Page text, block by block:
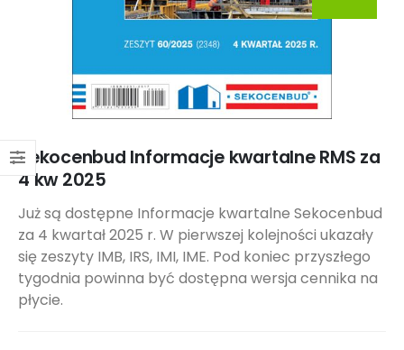
Sekocenbud Informacje kwartalne RMS za
4 kw 2025
Już są dostępne Informacje kwartalne Sekocenbud
za 4 kwartał 2025 r. W pierwszej kolejności ukazały
się zeszyty IMB, IRS, IMI, IME. Pod koniec przyszłego
tygodnia powinna być dostępna wersja cennika na
płycie.